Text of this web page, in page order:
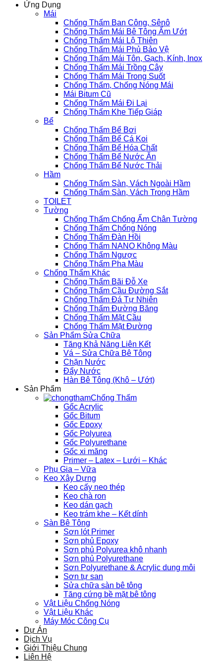
Ứng Dụng
Mái
Chống Thấm Ban Công, Sênô
Chống Thấm Mái Bê Tông Ẩm Ướt
Chống Thấm Mái Lộ Thiên
Chống Thấm Mái Phủ Bảo Vệ
Chống Thấm Mái Tôn, Gạch, Kính, Inox
Chống Thấm Mái Trồng Cây
Chống Thấm Mái Trong Suốt
Chống Thấm, Chống Nóng Mái
Mái Bitum Cũ
Chống Thấm Mái Đi Lại
Chống Thấm Khe Tiếp Giáp
Bể
Chống Thấm Bể Bơi
Chống Thấm Bể Cá Koi
Chống Thấm Bể Hóa Chất
Chống Thấm Bể Nước Ăn
Chống Thấm Bể Nước Thải
Hầm
Chống Thấm Sàn, Vách Ngoài Hầm
Chống Thấm Sàn, Vách Trong Hầm
TOILET
Tường
Chống Thấm Chống Ẩm Chân Tường
Chống Thấm Chống Nóng
Chống Thấm Đàn Hồi
Chống Thấm NANO Không Màu
Chống Thấm Ngược
Chống Thấm Pha Màu
Chống Thấm Khác
Chống Thấm Bãi Đỗ Xe
Chống Thấm Cầu Đường Sắt
Chống Thấm Đá Tự Nhiên
Chống Thấm Đường Băng
Chống Thấm Mặt Cầu
Chống Thấm Mặt Đường
Sản Phẩm Sửa Chữa
Tăng Khả Năng Liên Kết
Vá – Sửa Chữa Bê Tông
Chặn Nước
Đẩy Nước
Hàn Bê Tông (Khô – Ướt)
Sản Phẩm
Chống Thấm
Gốc Acrylic
Gốc Bitum
Gốc Epoxy
Gốc Polyurea
Gốc Polyurethane
Gốc xi măng
Primer – Latex – Lưới – Khác
Phụ Gia – Vữa
Keo Xây Dựng
Keo cấy neo thép
Keo chà ron
Keo dán gạch
Keo trám khe – Kết dính
Sàn Bê Tông
Sơn lót Primer
Sơn phủ Epoxy
Sơn phủ Polyurea khô nhanh
Sơn phủ Polyurethane
Sơn Polyurethane & Acrylic dung môi
Sơn tự san
Sửa chữa sàn bê tông
Tăng cứng bề mặt bê tông
Vật Liệu Chống Nóng
Vật Liệu Khác
Máy Móc Công Cụ
Dự Án
Dịch Vụ
Giới Thiệu Chung
Liên Hệ